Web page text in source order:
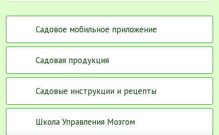
Садовое мобильное приложение
Садовая продукция
Садовые инструкции и рецепты
Школа Управления Мозгом